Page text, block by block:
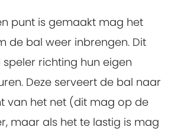
punt is gemaakt mag het
de bal weer inbrengen. Dit
speler richting hun eigen
Deze serveert de bal naar
van het net (dit mag op de
maar als het te lastig is mag